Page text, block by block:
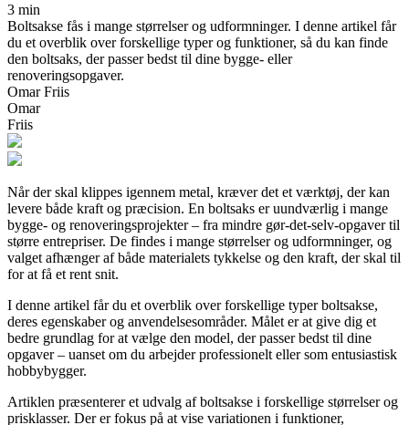
3 min
Boltsakse fås i mange størrelser og udformninger. I denne artikel får
du et overblik over forskellige typer og funktioner, så du kan finde
den boltsaks, der passer bedst til dine bygge- eller
renoveringsopgaver.
Omar Friis
Omar
Friis
Når der skal klippes igennem metal, kræver det et værktøj, der kan
levere både kraft og præcision. En boltsaks er uundværlig i mange
bygge- og renoveringsprojekter – fra mindre gør-det-selv-opgaver til
større entrepriser. De findes i mange størrelser og udformninger, og
valget afhænger af både materialets tykkelse og den kraft, der skal til
for at få et rent snit.
I denne artikel får du et overblik over forskellige typer boltsakse,
deres egenskaber og anvendelsesområder. Målet er at give dig et
bedre grundlag for at vælge den model, der passer bedst til dine
opgaver – uanset om du arbejder professionelt eller som entusiastisk
hobbybygger.
Artiklen præsenterer et udvalg af boltsakse i forskellige størrelser og
prisklasser. Der er fokus på at vise variationen i funktioner,